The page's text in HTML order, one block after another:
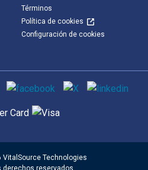
Términos
Política de cookies
Configuración de cookies
VitalSource Technologies
derechos reservados.